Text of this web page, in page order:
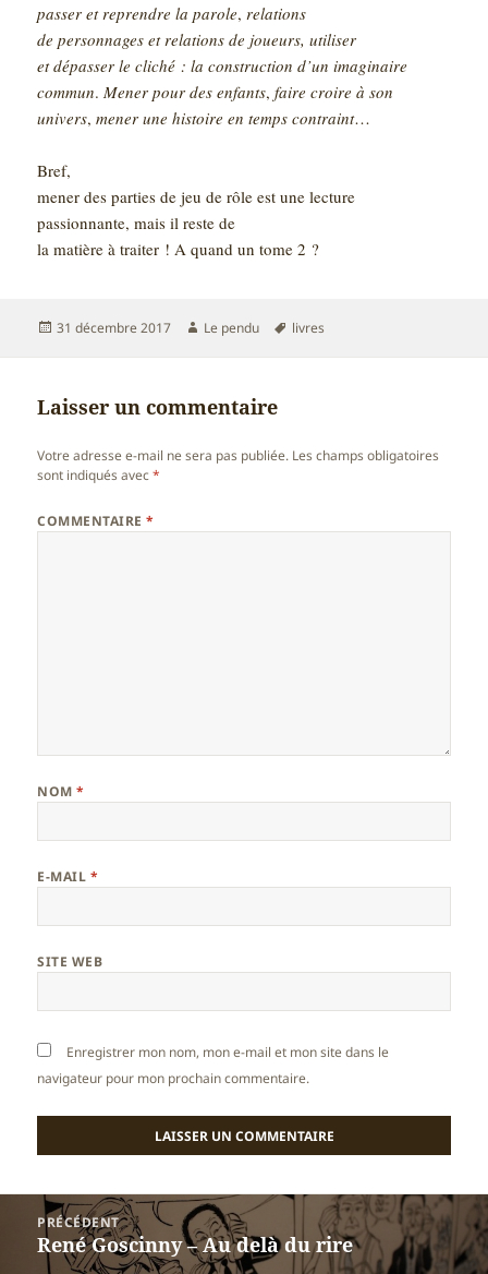
passer et reprendre la parole, relations
de personnages et relations de joueurs, utiliser
et dépasser le cliché : la construction d’un imaginaire
commun. Mener pour des enfants,faire croire à son
univers,mener une histoire en temps contraint…
Bref,
mener des parties de jeu de rôle est une lecture
passionnante, mais il reste de
la matière à traiter ! A quand un tome 2 ?
Publié
31 décembre 2017 Auteur
Le pendu
Mots-
livres
Laisser un commentaire
Votre adresse e-mail ne sera pas publiée. Les champs obligatoires
sont indiqués avec*
COMMENTAIRE*
NOM*
E-MAIL *
SITE WEB
Enregistrer mon nom, mon e-mail et mon site dans le
navigateur pour mon prochain commentaire.
Navigation
l’article
PRÉCÉDENT
Article
René Goscinny – Au delà du rire